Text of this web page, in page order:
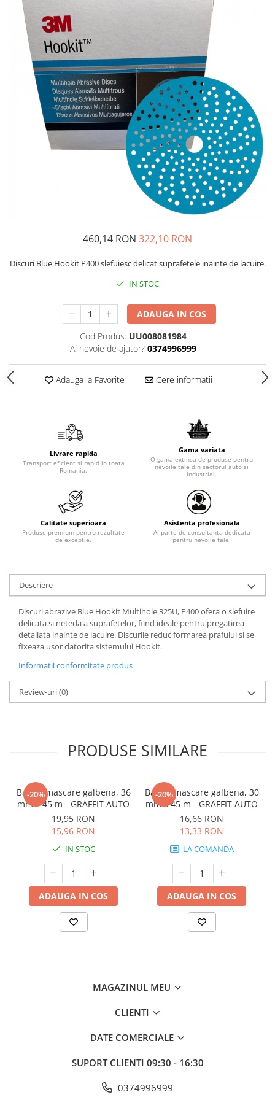
Protectie piele
Protectie vizuala
Vopsire
Sisteme si pahare PPS
Pahare de amestec
Curatare
Tinichigerie
460,14 RON322,10 RON
Discuri Blue Hookit P400 slefuiesc delicat suprafetele inainte de lacuire.
IN STOC
ADAUGA IN COS
Cod Produs: UU008081984
Ai nevoie de ajutor? 0374996999
Adauga la Favorite Cere informatii
Livrare rapida
Transport eficient si rapid in toata
Romania.
Gama variata
O gama extinsa de produse pentru
nevoile tale din sectorul auto si
industrial.
Calitate superioara
Produse premium pentru rezultate
de exceptie.
Asistenta profesionala
Ai parte de consultanta dedicata
pentru nevoile tale.
Descriere
Discuri abrazive Blue Hookit Multihole 325U, P400 ofera o slefuire
delicata si neteda a suprafetelor, fiind ideale pentru pregatirea
detaliata inainte de lacuire. Discurile reduc formarea prafului si se
fixeaza usor datorita sistemului Hookit.
Informatii conformitate produs
Review-uri(0)
PRODUSE SIMILARE
-20%
Banda mascare galbena, 36
mm x 45 m - GRAFFIT AUTO
19,95 RON
15,96 RON
IN STOC
ADAUGA IN COS
-20%
Banda mascare galbena, 30
mm x 45 m - GRAFFIT AUTO
16,66 RON
13,33 RON
LA COMANDA
ADAUGA IN COS
MAGAZINUL MEU
CLIENTI
DATE COMERCIALE
SUPORT CLIENTI 09:30 - 16:30
0374996999